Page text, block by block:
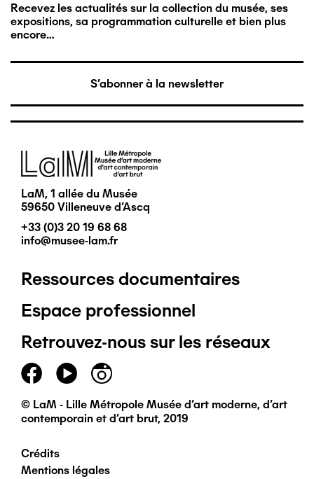
Recevez les actualités sur la collection du musée, ses
expositions, sa programmation culturelle et bien plus
encore…
S'abonner à la newsletter
Image
LaM, 1 allée du Musée
59650 Villeneuve d'Ascq
+33 (0)3 20 19 68 68
info@musee-lam.fr
Pied
de
page
principal
Ressources documentaires
Espace professionnel
Retrouvez-nous sur les réseaux
© LaM - Lille Métropole Musée d'art moderne, d'art
contemporain et d'art brut, 2019
Pied
Crédits
Mentions légales